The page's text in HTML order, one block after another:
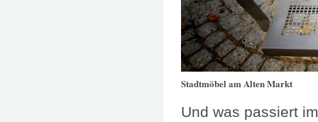
Stadtmöbel am Alten Markt
Und was passiert